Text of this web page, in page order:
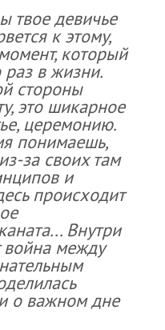
твое девичье
к этому,
который
раз в жизни.
стороны
это шикарное
церемонию.
понимаешь,
за своих там
и
происходит
Внутри
война между
о важном дне